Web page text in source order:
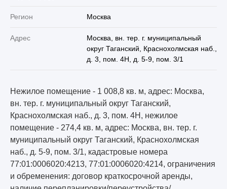
Регион Москва
Адрес
Москва, вн. тер. г. муниципальный
округ Таганский, Краснохолмская наб.,
д. 3, пом. 4Н, д. 5-9, пом. 3/1
Нежилое помещение - 1 008,8 кв. м, адрес: Москва,
вн. тер. г. муниципальный округ Таганский,
Краснохолмская наб., д. 3, пом. 4Н, нежилое
помещение - 274,4 кв. м, адрес: Москва, вн. тер. г.
муниципальный округ Таганский, Краснохолмская
наб., д. 5-9, пом. 3/1, кадастровые номера
77:01:0006020:4213, 77:01:0006020:4214, ограничения
и обременения: договор краткосрочной аренды,